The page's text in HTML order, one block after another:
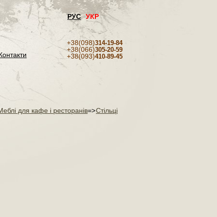
РУС УКР
+38(098)314-19-84
+38(066)305-20-59
+38(093)410-89-45
для кафе і ресторанів=>Стільці